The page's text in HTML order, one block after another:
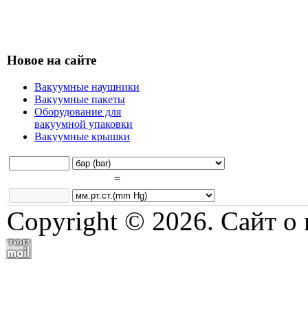
Новое на сайте
Вакуумные наушники
Вакуумные пакеты
Оборудование для
вакуумной упаковки
Вакуумные крышки
=
Copyright © 2026. Сайт о